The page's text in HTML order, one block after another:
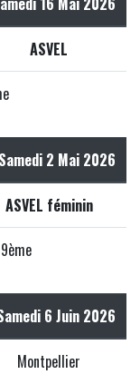
ASVEL
Samedi 2 Mai 2026
ASVEL féminin
6 Juin 2026
Montpellier